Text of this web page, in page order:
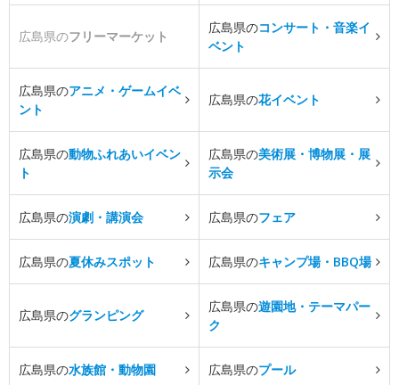
広島県のフリーマーケット
広島県のコンサート・音楽イ
ベント
広島県のアニメ・ゲームイベ
ント
広島県の花イベント
広島県の動物ふれあいイベン
ト
広島県の美術展・博物展・展
示会
広島県の演劇・講演会 広島県のフェア
広島県の夏休みスポット 広島県のキャンプ場・BBQ場
広島県のグランピング
広島県の遊園地・テーマパー
ク
広島県の水族館・動物園 広島県のプール